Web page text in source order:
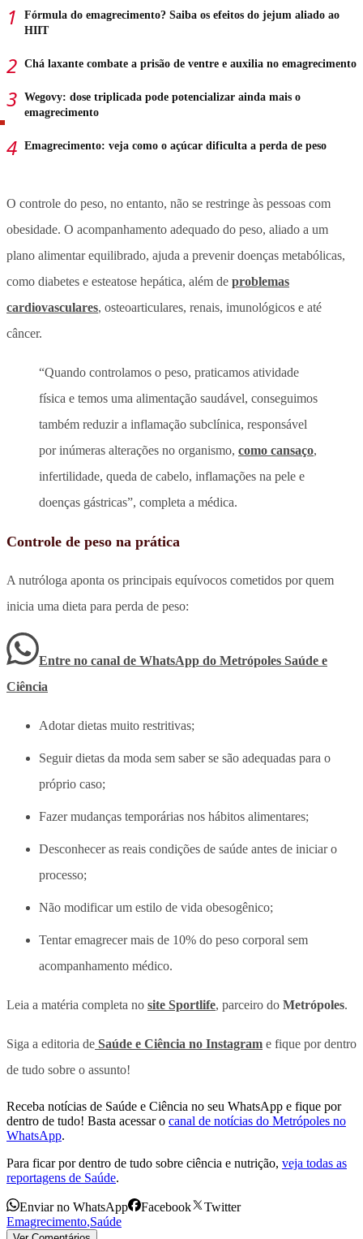
Fórmula do emagrecimento? Saiba os efeitos do jejum aliado ao
HIIT
Chá laxante combate a prisão de ventre e auxilia no emagrecimento
Wegovy: dose triplicada pode potencializar ainda mais o
emagrecimento
Emagrecimento: veja como o açúcar dificulta a perda de peso
O controle do peso, no entanto, não se restringe às pessoas com
obesidade. O acompanhamento adequado do peso, aliado a um
plano alimentar equilibrado, ajuda a prevenir doenças metabólicas,
como diabetes e esteatose hepática, além de problemas
cardiovasculares, osteoarticulares, renais, imunológicos e até
câncer.
“Quando controlamos o peso, praticamos atividade
física e temos uma alimentação saudável, conseguimos
também reduzir a inflamação subclínica, responsável
por inúmeras alterações no organismo, como cansaço,
infertilidade, queda de cabelo, inflamações na pele e
doenças gástricas”, completa a médica.
Controle de peso na prática
A nutróloga aponta os principais equívocos cometidos por quem
inicia uma dieta para perda de peso:
Entre no canal de WhatsApp do Metrópoles Saúde e
Ciência
Adotar dietas muito restritivas;
Seguir dietas da moda sem saber se são adequadas para o
próprio caso;
Fazer mudanças temporárias nos hábitos alimentares;
Desconhecer as reais condições de saúde antes de iniciar o
processo;
Não modificar um estilo de vida obesogênico;
Tentar emagrecer mais de 10% do peso corporal sem
acompanhamento médico.
Leia a matéria completa no site Sportlife, parceiro do Metrópoles.
Siga a editoria de Saúde e Ciência no Instagram e fique por dentro
de tudo sobre o assunto!
Receba notícias de Saúde e Ciência no seu WhatsApp e fique por
dentro de tudo! Basta acessar o canal de notícias do Metrópoles no
WhatsApp.
Para ficar por dentro de tudo sobre ciência e nutrição, veja todas as
reportagens de Saúde.
Enviar no WhatsApp Facebook
Twitter
Emagrecimento,Saúde